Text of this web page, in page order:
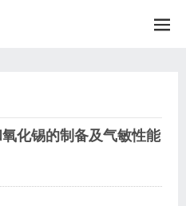
化锡的制备及气敏性能